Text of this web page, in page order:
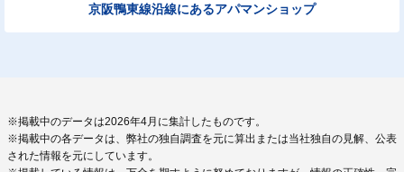
京阪鴨東線沿線にあるアパマンショップ
※掲載中のデータは2026年4月に集計したものです。
※掲載中の各データは、弊社の独自調査を元に算出または当社独自の見解、公表
された情報を元にしています。